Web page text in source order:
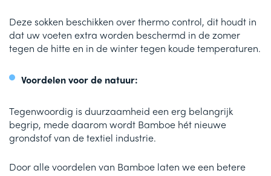
Deze sokken beschikken over thermo control, dit houdt in
dat uw voeten extra worden beschermd in de zomer
tegen de hitte en in de winter tegen koude temperaturen.
Voordelen voor de natuur:
Tegenwoordig is duurzaamheid een erg belangrijk
begrip, mede daarom wordt Bamboe hét nieuwe
grondstof van de textiel industrie.
Door alle voordelen van Bamboe laten we een betere